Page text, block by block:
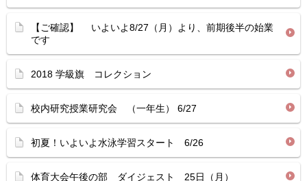
【ご確認】 いよいよ8/27（月）より、前期後半の始業
です
2018 学級旗 コレクション
校内研究授業研究会 （一年生） 6/27
初夏！いよいよ水泳学習スタート 6/26
体育大会午後の部 ダイジェスト 25日（月）